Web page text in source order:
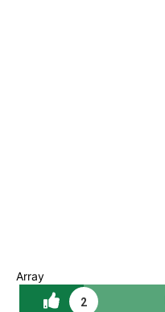
Array
2